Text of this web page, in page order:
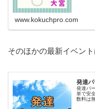
www.kokuchpro.com
そのほかの最新イベント
発達
発達パ
単で安
数料は